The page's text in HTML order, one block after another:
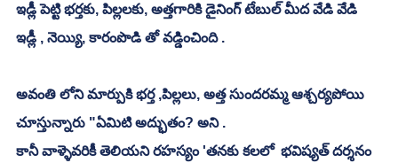
ఇడ్లీ పెట్టి భర్తకు, పిల్లలకు, అత్తగారికి డైనింగ్ టేబుల్ మీద వేడి వేడి
ఇడ్లీ , నెయ్యి, కారంపొడి తో వడ్డించింది .
అవంతి లోని మార్పుకి భర్త ,పిల్లలు, అత్త సుందరమ్మ ఆశ్చర్యపోయి
చూస్తున్నారు "ఏమిటి అద్భుతం? అని .
కానీ వాళ్ళెవరికీ తెలియని రహస్యం 'తనకు కలలో  భవిష్యత్ దర్శనం